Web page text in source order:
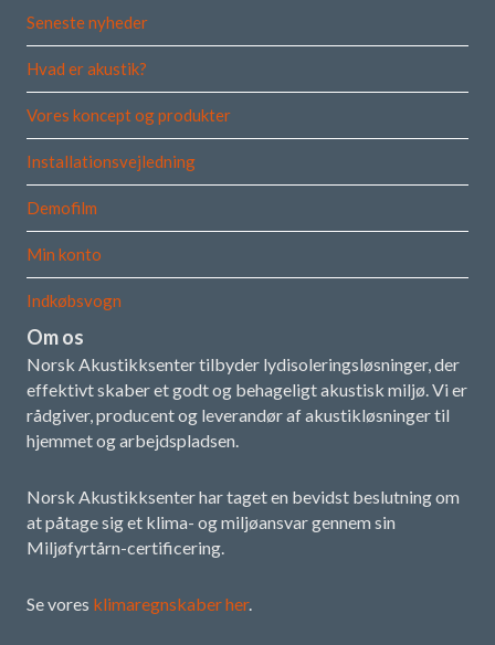
Seneste nyheder
Hvad er akustik?
Vores koncept og produkter
Installationsvejledning
Demofilm
Min konto
Indkøbsvogn
Om os
Norsk Akustikksenter tilbyder lydisoleringsløsninger, der
effektivt skaber et godt og behageligt akustisk miljø. Vi er
rådgiver, producent og leverandør af akustikløsninger til
hjemmet og arbejdspladsen.
Norsk Akustikksenter har taget en bevidst beslutning om
at påtage sig et klima- og miljøansvar gennem sin
Miljøfyrtårn-certificering.
Se vores klimaregnskaber her.